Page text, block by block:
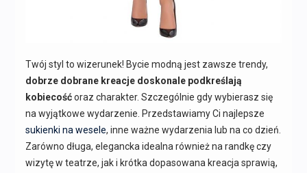
Twój styl to wizerunek! Bycie modną jest zawsze trendy,
dobrze dobrane kreacje doskonale podkreślają
kobiecośćoraz charakter. Szczególnie gdy wybierasz się
na wyjątkowe wydarzenie. Przedstawiamy Ci najlepsze
sukienki na wesele, inne ważne wydarzenia lub na co dzień.
Zarówno długa, elegancka idealna również na randkę czy
wizytę w teatrze, jak i krótka dopasowana kreacja sprawią,